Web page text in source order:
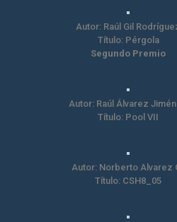
Autor: Raúl Gil
Título: Pérgola
Segundo Premio
Autor: Raúl Álvarez
Título: Pool VII
Autor: Norberto Alvarez
Título: CSH8_05